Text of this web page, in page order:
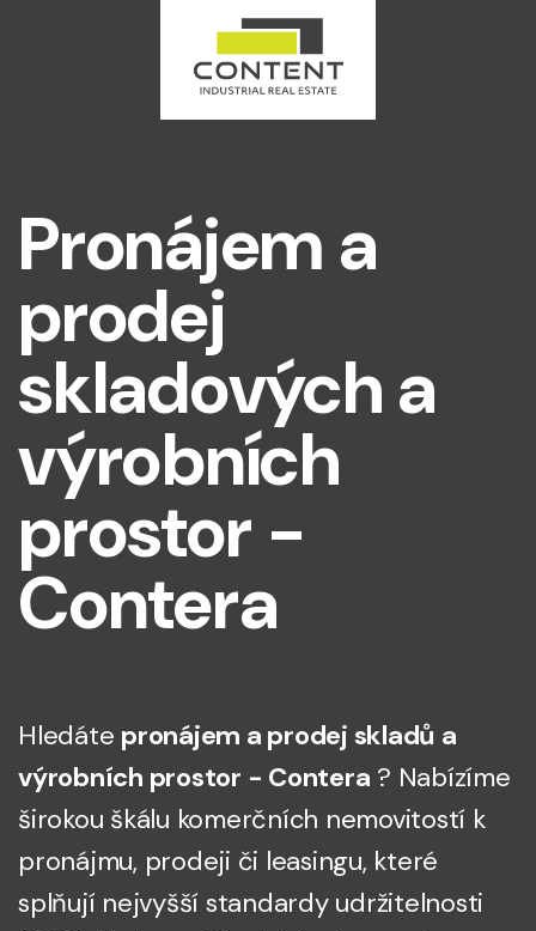
Pronájem a
prodej
skladových a
výrobních
prostor -
Contera
Hledáte pronájem a prodej skladů a
výrobních prostor - Contera ? Nabízíme
širokou škálu komerčních nemovitostí k
pronájmu, prodeji či leasingu, které
splňují nejvyšší standardy udržitelnosti